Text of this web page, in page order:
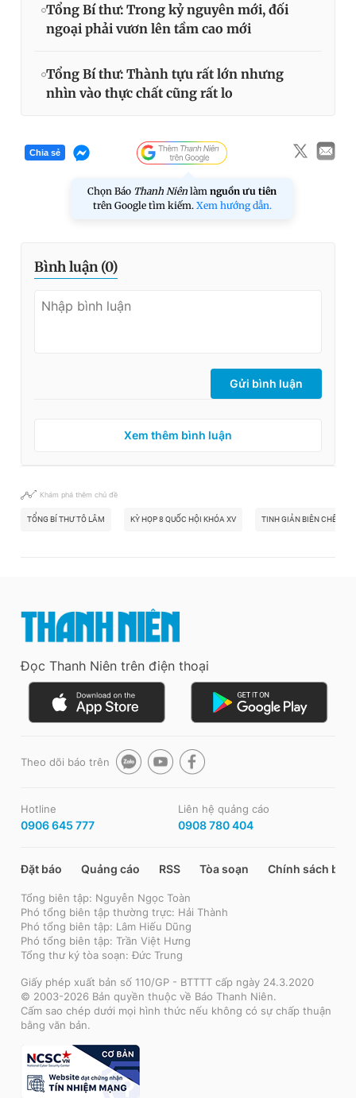
Tổng Bí thư: Trong kỷ nguyên mới, đối
ngoại phải vươn lên tầm cao mới
Tổng Bí thư: Thành tựu rất lớn nhưng
nhìn vào thực chất cũng rất lo
Chia sẻ
Chọn Báo Thanh Niên làm nguồn ưu tiên
trên Google tìm kiếm. Xem hướng dẫn.
Bình luận (0)
Gửi bình luận
Xem thêm bình luận
Khám phá thêm chủ đề
TỔNG BÍ THƯ TÔ LÂM KỲ HỌP 8 QUỐC HỘI KHÓA XV TINH GIẢN BIÊN CHẾ
Đọc Thanh Niên trên điện thoại
Theo dõi báo trên
Hotline
0906 645 777
Liên hệ quảng cáo
0908 780 404
Đặt báo Quảng cáo RSS Tòa soạn Chính sách bảo
Tổng biên tập: Nguyễn Ngọc Toàn
Phó tổng biên tập thường trực: Hải Thành
Phó tổng biên tập: Lâm Hiếu Dũng
Phó tổng biên tập: Trần Việt Hưng
Tổng thư ký tòa soạn: Đức Trung
Giấy phép xuất bản số 110/GP - BTTTT cấp ngày 24.3.2020
© 2003-2026 Bản quyền thuộc về Báo Thanh Niên.
Cấm sao chép dưới mọi hình thức nếu không có sự chấp thuận
bằng văn bản.